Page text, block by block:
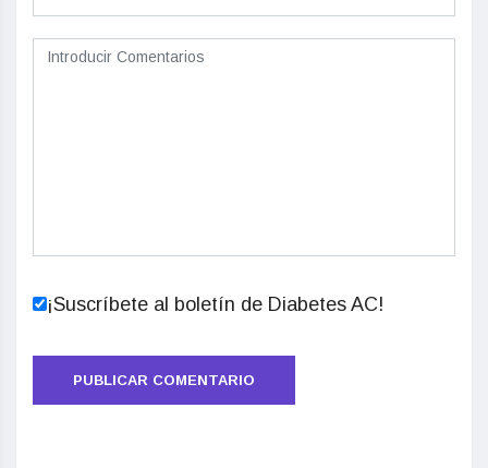
¡Suscríbete al boletín de Diabetes AC!